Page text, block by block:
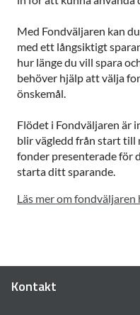
Med Fondväljaren kan
med ett långsiktigt
hur länge du vill spara
behöver hjälp att välja
önskemål.
Flödet i Fondväljaren är
blir vägledd från start till
fonder presenterade för
starta ditt sparande.
Läs mer om fondväljaren
Kontakt